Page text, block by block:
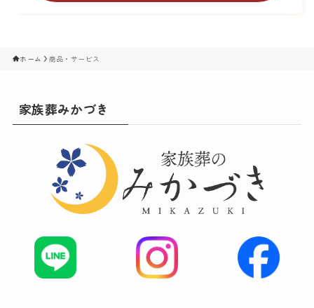
ホーム 商品・サービス
家族葬みかづき